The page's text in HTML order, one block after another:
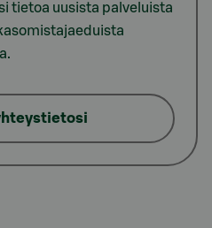
tietoa uusista palveluista